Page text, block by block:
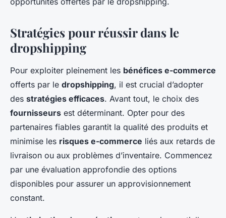
Stratégies pour réussir dans le
dropshipping
Pour exploiter pleinement les bénéfices e-commerce
offerts par le dropshipping, il est crucial d’adopter
des stratégies efficaces. Avant tout, le choix des
fournisseurs est déterminant. Opter pour des
partenaires fiables garantit la qualité des produits et
minimise les risques e-commerce liés aux retards de
livraison ou aux problèmes d’inventaire. Commencez
par une évaluation approfondie des options
disponibles pour assurer un approvisionnement
constant.